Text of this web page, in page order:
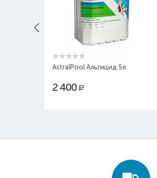
AstralPool Альгицид 5л